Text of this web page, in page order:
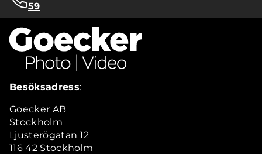
59
Besöksadress:
Goecker AB
Stockholm
Ljusterögatan 12
116 42 Stockholm